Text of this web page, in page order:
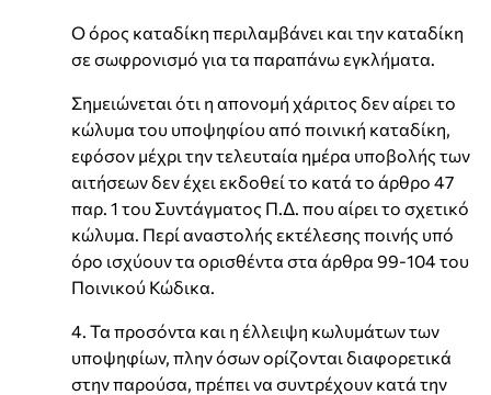
Ο όρος καταδίκη περιλαμβάνει και την καταδίκη
σε σωφρονισμό για τα παραπάνω εγκλήματα.
Σημειώνεται ότι η απονομή χάριτος δεν αίρει το
κώλυμα του υποψηφίου από ποινική καταδίκη,
εφόσον μέχρι την τελευταία ημέρα υποβολής των
αιτήσεων δεν έχει εκδοθεί το κατά το άρθρο 47
παρ. 1 του Συντάγματος Π.Δ. που αίρει το σχετικό
κώλυμα. Περί αναστολής εκτέλεσης ποινής υπό
όρο ισχύουν τα ορισθέντα στα άρθρα 99-104 του
Ποινικού Κώδικα.
4. Τα προσόντα και η έλλειψη κωλυμάτων των
υποψηφίων, πλην όσων ορίζονται διαφορετικά
στην παρούσα, πρέπει να συντρέχουν κατά την